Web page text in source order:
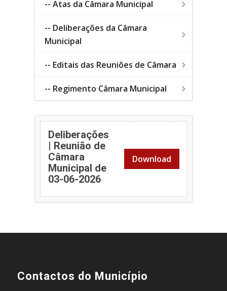
-- Atas da Câmara Municipal
-- Deliberações da Câmara
Municipal
-- Editais das Reuniões de Câmara
-- Regimento Câmara Municipal
Deliberações
| Reunião de
Câmara
Municipal de
03-06-2026(abre em nova janela)
Download
Contactos do Município